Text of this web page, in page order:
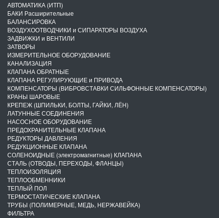
АВТОМАТИКА (ИТП)
БАКИ Расширительные
БАЛАНСИРОВКА
ВОЗДУХООТВОДЧИКИ и СИПАРАТОРЫ ВОЗДУХА
ЗАДВИЖКИ и ВЕНТИЛИ
ЗАТВОРЫ
ИЗМЕРИТЕЛЬНОЕ ОБОРУДОВАНИЕ
КАНАЛИЗАЦИЯ
КЛАПАНА ОБРАТНЫЕ
КЛАПАНА РЕГУЛИРУЮЩИЕ и ПРИВОДА
КОМПЕНСАТОРЫ (ВИБРОВСТАВКИ СИЛЬФОННЫЕ КОМПЕНСАТОРЫ)
КРАНЫ ШАРОВЫЕ
КРЕПЕЖ (ШПИЛЬКИ, БОЛТЫ, ГАЙКИ, ЛЁН)
ЛАТУННЫЕ СОЕДИНЕНИЯ
НАСОСНОЕ ОБОРУДОВАНИЕ
ПРЕДОХРАНИТЕЛЬНЫЕ КЛАПАНА
РЕДУКТОРЫ ДАВЛЕНИЯ
РЕДУКЦИОННЫЕ КЛАПАНА
СОЛЕНОИДНЫЕ (электромагнитные) КЛАПАНА
СТАЛЬ (ОТВОДЫ, ПЕРЕХОДЫ, ФЛАНЦЫ)
ТЕПЛОИЗОЛЯЦИЯ
ТЕПЛООБМЕННИКИ
ТЕПЛЫЙ ПОЛ
ТЕРМОСТАТИЧЕСКИЕ КЛАПАНА
ТРУБЫ (ПОЛИМЕРНЫЕ, МЕДЬ, НЕРЖАВЕЙКА)
ФИЛЬТРА